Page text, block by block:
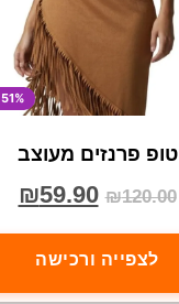
51% הנחה
טופ פרנזים מעוצב
₪120.00
₪59.90
לצפייה ורכישה